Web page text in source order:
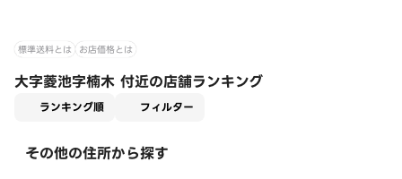
標準送料とは お店価格とは
大字菱池字楠木 付近の店舗ランキング
ランキング順 フィルター
その他の住所から探す